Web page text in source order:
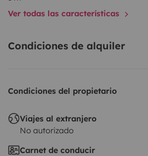
• 🗺️ Mapa con +400 lugares probados
• libertad total
• o acompañamiento
Ver todas las características
Condiciones de alquiler
Condiciones del propietario
Viajes al extranjero
No autorizado
Carnet de conducir